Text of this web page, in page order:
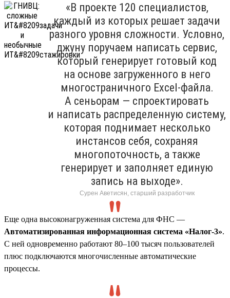
«В проекте 120 специалистов,
каждый из которых решает задачи
разного уровня сложности. Условно,
джуну поручаем написать сервис,
который генерирует готовый код
на основе загруженного в него
многостраничного Excel-файла.
А сеньорам — спроектировать
и написать распределенную систему,
которая поднимает несколько
инстансов себя, сохраняя
многопоточность, а также
генерирует и заполняет единую
запись на выходе».
Сурен Аветисян, старший разработчик
Еще одна высоконагруженная система для ФНС —
Автоматизированная информационная система «Налог-3».
С ней одновременно работают 80–100 тысяч пользователей
плюс подключаются многочисленные автоматические
процессы.